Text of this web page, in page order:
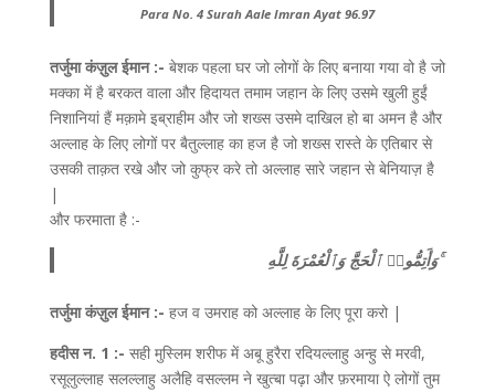
Para No. 4 Surah Aale Imran Ayat 96.97
तर्जुमा कंज़ुल ईमान :- बेशक पहला घर जो लोगों के लिए बनाया गया वो है जो
मक्का में है बरकत वाला और हिदायत तमाम जहान के लिए उसमे खुली हुईं
निशानियां हैं मक़ामे इब्राहीम और जो शख्स उसमे दाखिल हो बा अमन है और
अल्लाह के लिए लोगों पर बैतुल्लाह का हज है जो शख्स रास्ते के एतिबार से
उसकी ताक़त रखे और जो कुफ्र करे तो अल्लाह सारे जहान से बेनियाज़ है
|
और फरमाता है :-
وَأَتِمُّوا۟ ٱلْحَجَّ وَٱلْعُمْرَةَ لِلَّهِ ۚ
तर्जुमा कंज़ुल ईमान :- हज व उमराह को अल्लाह के लिए पूरा करो |
हदीस न. 1 :- सही मुस्लिम शरीफ में अबू हुरैरा रदियल्लाहु अन्हु से मरवी,
रसूलुल्लाह सलल्लाहु अलैहि वसल्लम ने खुत्बा पढ़ा और फ़रमाया ऐ लोगों तुम